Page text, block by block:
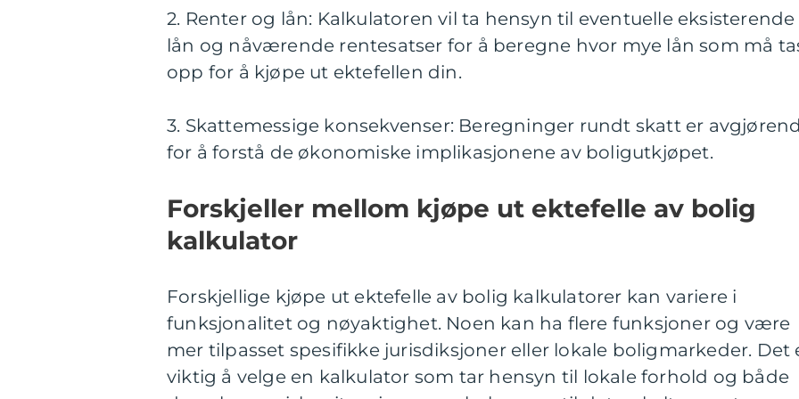
2. Renter og lån: Kalkulatoren vil ta hensyn til eventuelle eksisterende
lån og nåværende rentesatser for å beregne hvor mye lån som må
opp for å kjøpe ut ektefellen din.
3. Skattemessige konsekvenser: Beregninger rundt skatt er
for å forstå de økonomiske implikasjonene av boligutkjøpet.
Forskjeller mellom kjøpe ut ektefelle av bolig
kalkulator
Forskjellige kjøpe ut ektefelle av bolig kalkulatorer kan variere i
funksjonalitet og nøyaktighet. Noen kan ha flere funksjoner og være
mer tilpasset spesifikke jurisdiksjoner eller lokale boligmarkeder. Det
viktig å velge en kalkulator som tar hensyn til lokale forhold og både